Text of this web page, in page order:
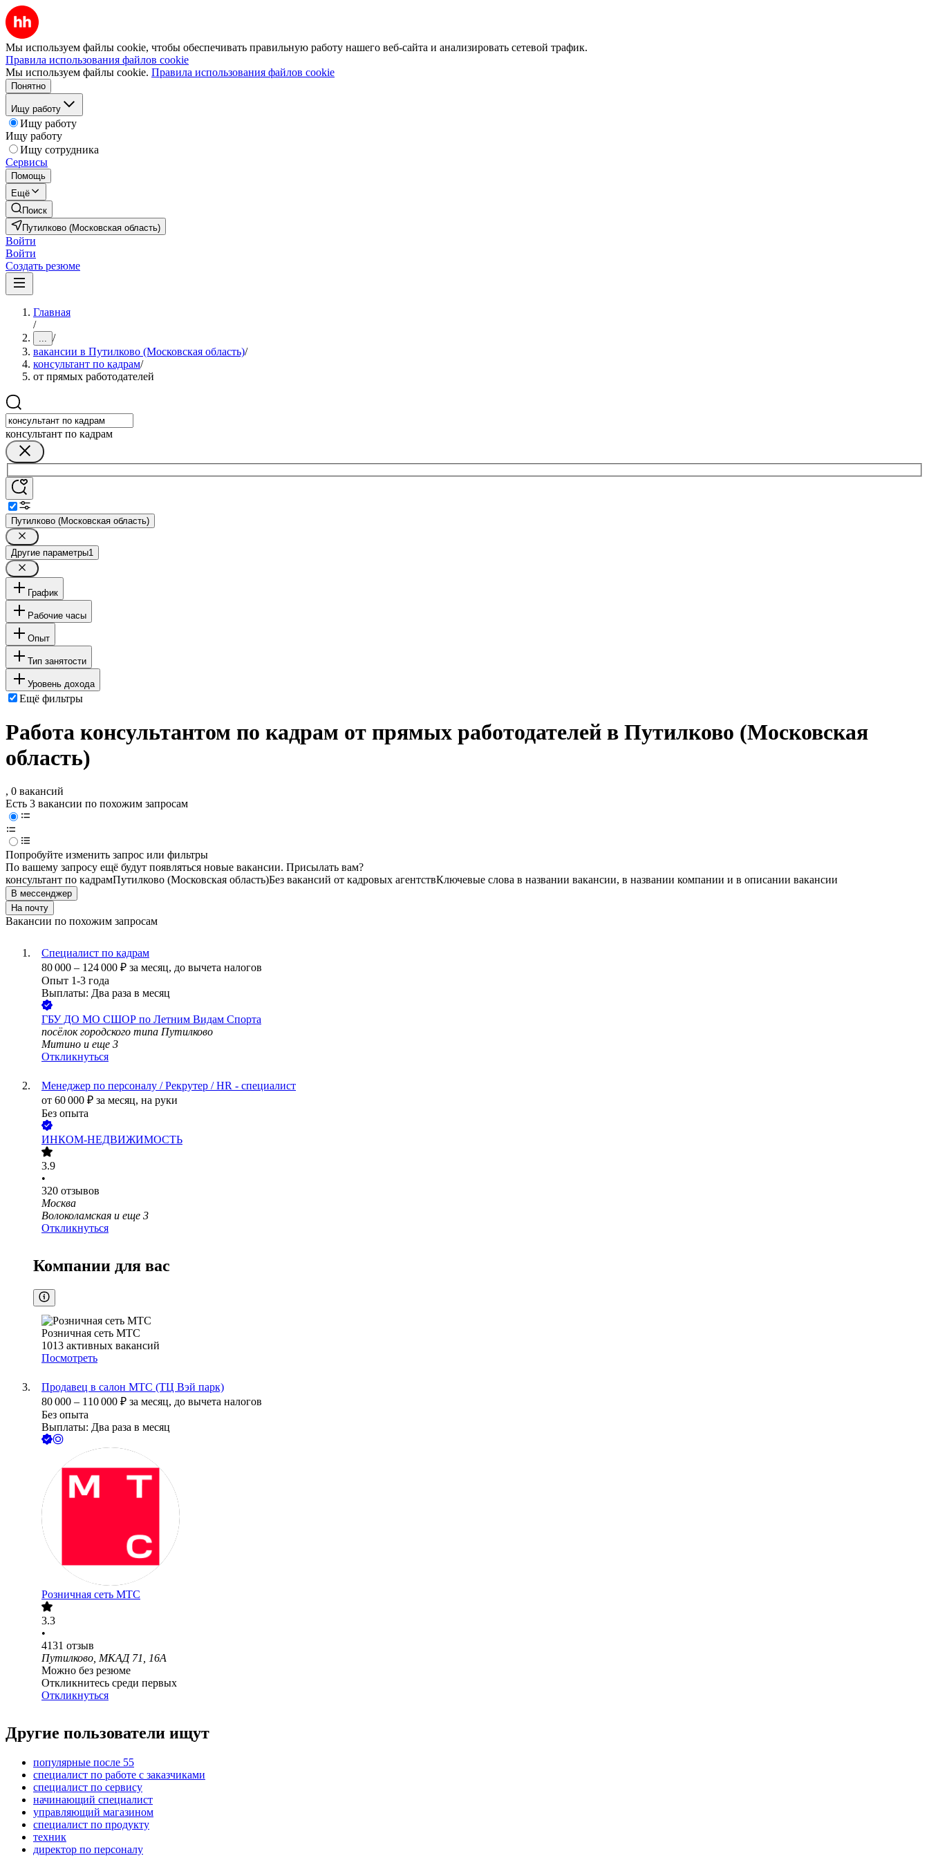
Мы используем файлы cookie, чтобы обеспечивать правильную работу нашего веб-сайта и анализировать сетевой трафик.
Правила использования файлов cookie
Мы используем файлы cookie. Правила использования файлов cookie
Понятно
Ищу работу
Ищу работу
Ищу работу
Ищу сотрудника
Сервисы
Помощь
Ещё
Поиск
Путилково (Московская область)
Войти
Войти
Создать резюме
Главная
/
... /
вакансии в Путилково (Московская область)/
консультант по кадрам/
от прямых работодателей
консультант по кадрам
Путилково (Московская область)
Другие параметры1
График
Рабочие часы
Опыт
Тип занятости
Уровень дохода
Ещё фильтры
Работа консультантом по кадрам от прямых работодателей в Путилково (Московская
область)
, 0 вакансий
Есть 3 вакансии по похожим запросам
Попробуйте изменить запрос или фильтры
По вашему запросу ещё будут появляться новые вакансии. Присылать вам?
консультант по кадрамПутилково (Московская область)Без вакансий от кадровых агентствКлючевые слова в названии вакансии, в названии компании и в описании вакансии
В мессенджер
На почту
Вакансии по похожим запросам
Специалист по кадрам
80 000 – 124 000 ₽ за месяц, до вычета налогов
Опыт 1-3 года
Выплаты: Два раза в месяц
ГБУ ДО МО СШОР по Летним Видам Спорта
посёлок городского типа Путилково
Митино и еще 3
Откликнуться
Менеджер по персоналу / Рекрутер / HR - специалист
от 60 000 ₽ за месяц, на руки
Без опыта
ИНКОМ-НЕДВИЖИМОСТЬ
3.9
•
320 отзывов
Москва
Волоколамская и еще 3
Откликнуться
Компании для вас
Розничная сеть МТС
1013 активных вакансий
Посмотреть
Продавец в салон МТС (ТЦ Вэй парк)
80 000 – 110 000 ₽ за месяц, до вычета налогов
Без опыта
Выплаты: Два раза в месяц
Розничная сеть МТС
3.3
•
4131 отзыв
Путилково, МКАД 71, 16А
Можно без резюме
Откликнитесь среди первых
Откликнуться
Другие пользователи ищут
популярные после 55
специалист по работе с заказчиками
специалист по сервису
начинающий специалист
управляющий магазином
специалист по продукту
техник
директор по персоналу